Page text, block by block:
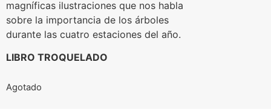
magníficas ilustraciones que nos habla
sobre la importancia de los árboles
durante las cuatro estaciones del año.
LIBRO TROQUELADO
Agotado